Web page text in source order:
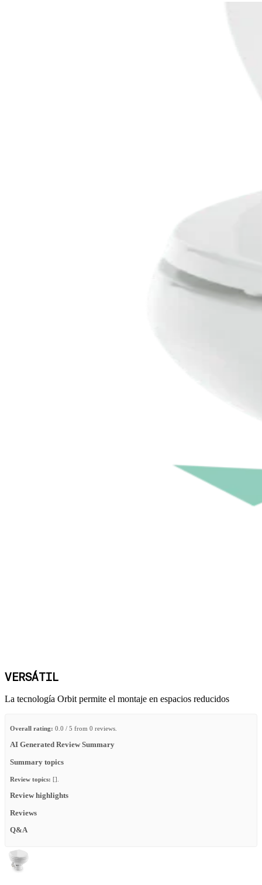
VERSÁTIL
La tecnología Orbit permite el montaje en espacios reducidos
Overall rating: 0.0 / 5 from 0 reviews.
AI Generated Review Summary
Summary topics
Review topics: [].
Review highlights
Reviews
Q&A